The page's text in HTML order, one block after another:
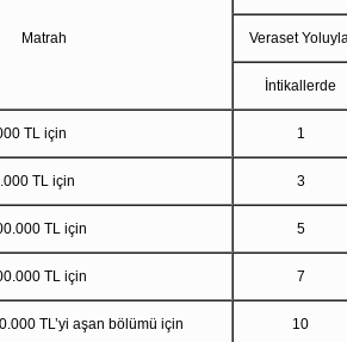
Matrah Veraset
İntikallerde
için 1
TL için 3
TL için 5
TL için 7
TL’yi aşan bölümü için 10